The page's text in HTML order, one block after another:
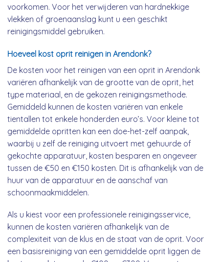
voorkomen. Voor het verwijderen van hardnekkige
vlekken of groenaanslag kunt u een geschikt
reinigingsmiddel gebruiken.
Hoeveel kost oprit reinigen in Arendonk?
De kosten voor het reinigen van een oprit in Arendonk
variëren afhankelijk van de grootte van de oprit, het
type materiaal, en de gekozen reinigingsmethode.
Gemiddeld kunnen de kosten variëren van enkele
tientallen tot enkele honderden euro’s. Voor kleine tot
gemiddelde opritten kan een doe-het-zelf aanpak,
waarbij u zelf de reiniging uitvoert met gehuurde of
gekochte apparatuur, kosten besparen en ongeveer
tussen de €50 en €150 kosten. Dit is afhankelijk van de
huur van de apparatuur en de aanschaf van
schoonmaakmiddelen.
Als u kiest voor een professionele reinigingsservice,
kunnen de kosten variëren afhankelijk van de
complexiteit van de klus en de staat van de oprit. Voor
een basisreiniging van een gemiddelde oprit liggen de